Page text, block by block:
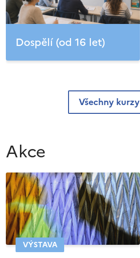
Dospělí (od 16 let)
Všechny kurzy
Akce
VÝSTAVA